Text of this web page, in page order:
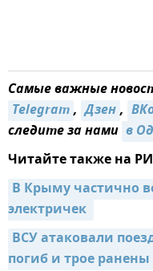
Самые важные
Telegram, Дзен,
следите за нами в
Читайте также на
В Крыму частично
электричек
ВСУ атаковали
погиб и трое ранены